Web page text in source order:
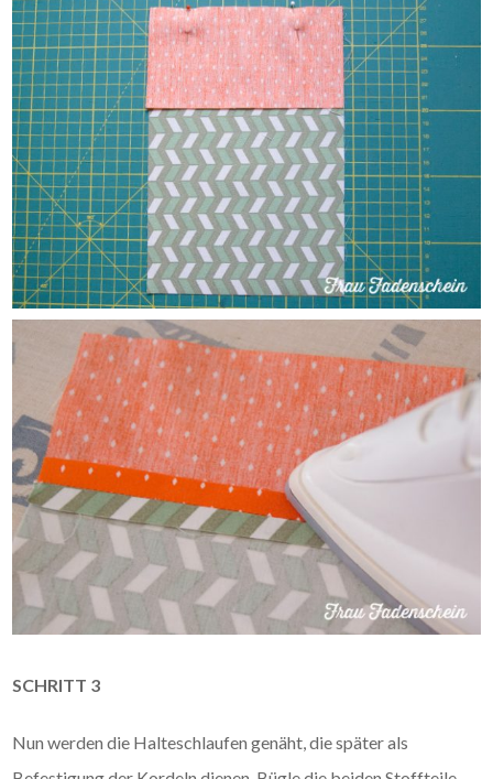
SCHRITT 3
Nun werden die Halteschlaufen genäht, die später als